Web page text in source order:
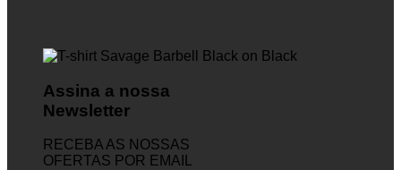
Assina a nossa
Newsletter
RECEBA AS NOSSAS
OFERTAS POR EMAIL